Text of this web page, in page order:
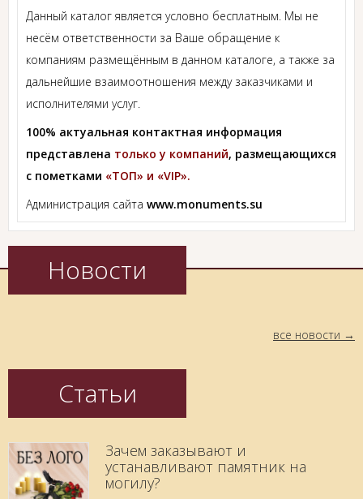
Данный каталог является условно бесплатным. Мы не
несём ответственности за Ваше обращение к
компаниям размещённым в данном каталоге, а также за
дальнейшие взаимоотношения между заказчиками и
исполнителями услуг.
100% актуальная контактная информация
представлена только у компаний, размещающихся
с пометками «ТОП» и «VIP».
Администрация сайта www.monuments.su
Новости
все новости
Статьи
Зачем заказывают и
устанавливают памятник на
могилу?